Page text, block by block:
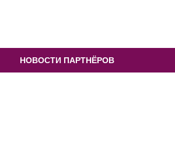
НОВОСТИ ПАРТНЁРОВ